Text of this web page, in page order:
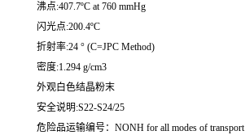
沸点:407.7ºC at 760 mmHg
闪光点:200.4ºC
折射率:24 ° (C=JPC Method)
密度:1.294 g/cm3
外观白色结晶粉末
安全说明:S22-S24/25
危险品运输编号：NONH for all modes of transport